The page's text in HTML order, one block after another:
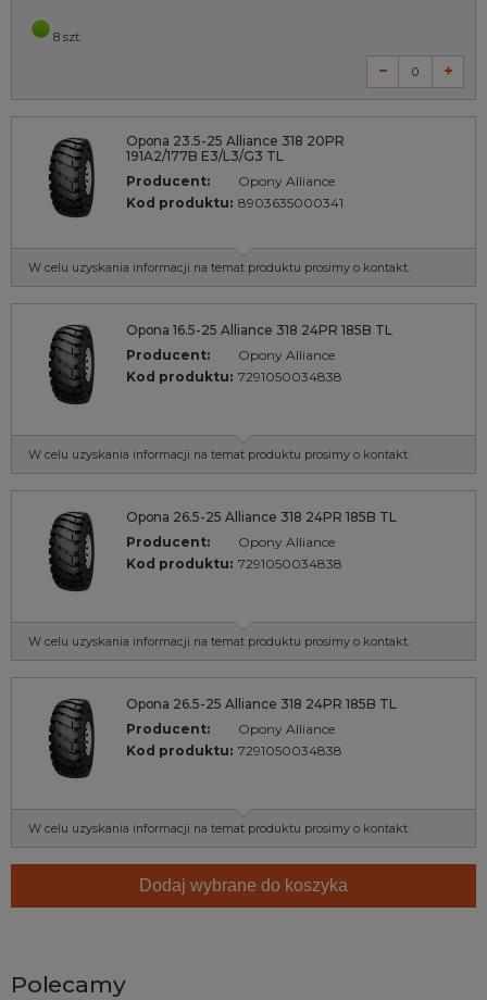
8 szt.
Opona 23.5-25 Alliance 318 20PR
191A2/177B E3/L3/G3 TL
Producent:
Opony Alliance
Kod produktu: 8903635000341
W celu uzyskania informacji na temat produktu prosimy o kontakt.
Opona 16.5-25 Alliance 318 24PR 185B TL
Producent:
Opony Alliance
Kod produktu: 7291050034838
W celu uzyskania informacji na temat produktu prosimy o kontakt.
Opona 26.5-25 Alliance 318 24PR 185B TL
Producent:
Opony Alliance
Kod produktu: 7291050034838
W celu uzyskania informacji na temat produktu prosimy o kontakt.
Opona 26.5-25 Alliance 318 24PR 185B TL
Producent:
Opony Alliance
Kod produktu: 7291050034838
W celu uzyskania informacji na temat produktu prosimy o kontakt.
Dodaj wybrane do koszyka
Polecamy